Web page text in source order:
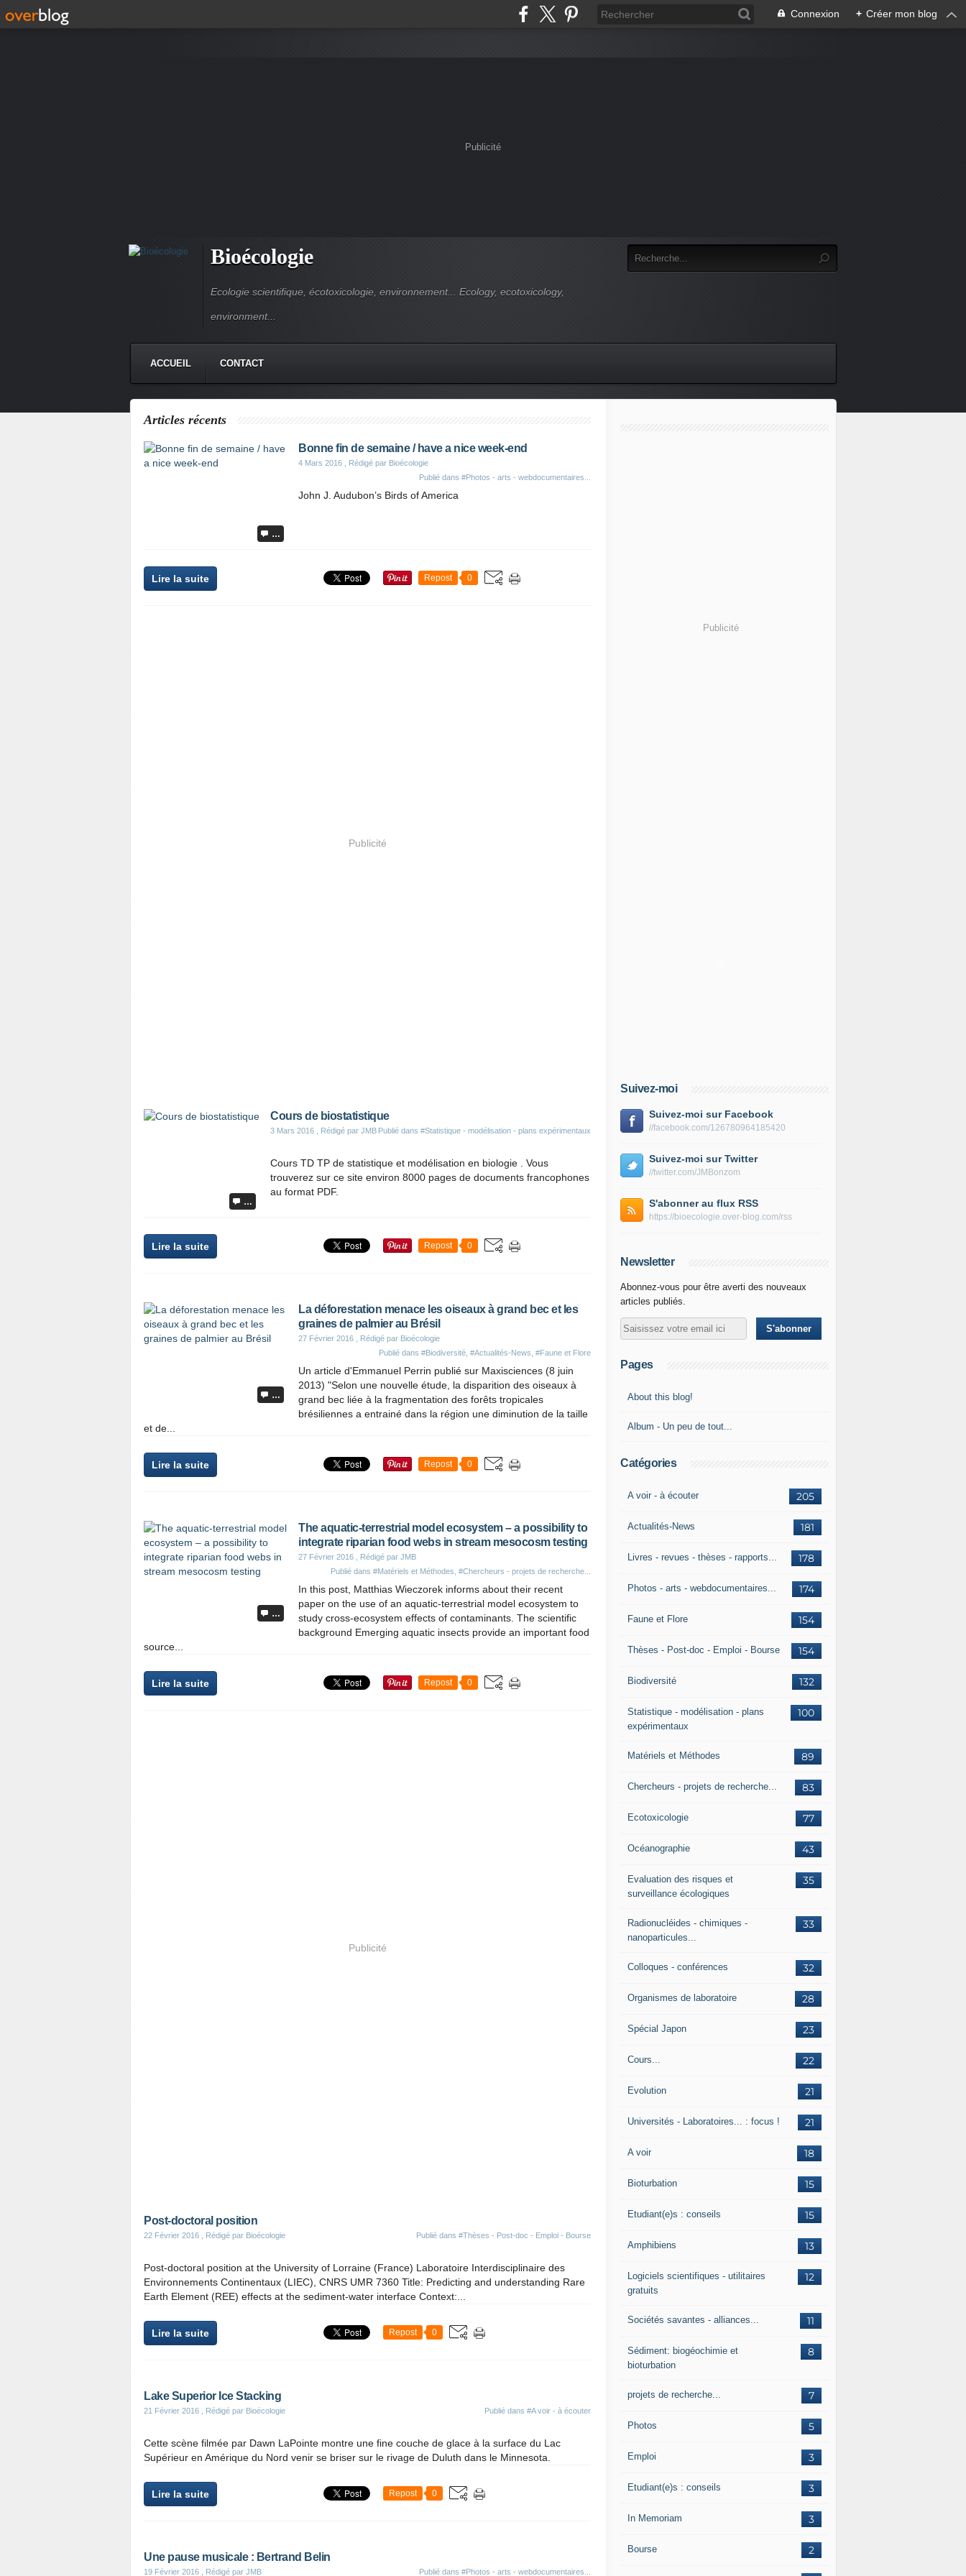
Connexion + Créer mon blog
Publicité
Bioécologie
Ecologie scientifique, écotoxicologie, environnement... Ecology, ecotoxicology,
environment...
ACCUEIL CONTACT
Articles récents
…
Bonne fin de semaine / have a nice week-end
4 Mars 2016 , Rédigé par Bioécologie
Publié dans #Photos - arts - webdocumentaires...
John J. Audubon’s Birds of America​
Lire la suite Repost 0
Publicité
…
Cours de biostatistique
3 Mars 2016 , Rédigé par JMB Publié dans #Statistique - modélisation - plans expérimentaux
Cours TD TP de statistique et modélisation en biologie . Vous
trouverez sur ce site environ 8000 pages de documents francophones
au format PDF.
Lire la suite Repost 0
…
La déforestation menace les oiseaux à grand bec et les
graines de palmier au Brésil
27 Février 2016 , Rédigé par Bioécologie
Publié dans #Biodiversité #Actualités-News #Faune et Flore
Un article d'Emmanuel Perrin publié sur Maxisciences (8 juin
2013) "Selon une nouvelle étude, la disparition des oiseaux à
grand bec liée à la fragmentation des forêts tropicales
brésiliennes a entrainé dans la région une diminution de la taille
et de...
Lire la suite Repost 0
…
The aquatic-terrestrial model ecosystem – a possibility to
integrate riparian food webs in stream mesocosm testing
27 Février 2016 , Rédigé par JMB
Publié dans #Matériels et Méthodes #Chercheurs - projets de recherche...
In this post, Matthias Wieczorek informs about their recent
paper on the use of an aquatic-terrestrial model ecosystem to
study cross-ecosystem effects of contaminants. The scientific
background Emerging aquatic insects provide an important food
source...
Lire la suite Repost 0
Publicité
Post-doctoral position
22 Février 2016 , Rédigé par Bioécologie Publié dans #Thèses - Post-doc - Emploi - Bourse
Post-doctoral position at the University of Lorraine (France) Laboratoire Interdisciplinaire des
Environnements Continentaux (LIEC), CNRS UMR 7360 Title: Predicting and understanding Rare
Earth Element (REE) effects at the sediment-water interface Context:...
Lire la suite Repost 0
Lake Superior Ice Stacking
21 Février 2016 , Rédigé par Bioécologie Publié dans #A voir - à écouter
Cette scène filmée par Dawn LaPointe montre une fine couche de glace à la surface du Lac
Supérieur en Amérique du Nord venir se briser sur le rivage de Duluth dans le Minnesota.
Lire la suite Repost 0
Une pause musicale : Bertrand Belin
19 Février 2016 , Rédigé par JMB Publié dans #Photos - arts - webdocumentaires...
Publicité
Suivez-moi
Suivez-moi sur Facebook
//facebook.com/126780964185420
Suivez-moi sur Twitter
//twitter.com/JMBonzom
S'abonner au flux RSS
https://bioecologie.over-blog.com/rss
Newsletter
Abonnez-vous pour être averti des nouveaux
articles publiés.
Pages
About this blog!
Album - Un peu de tout...
Catégories
205
A voir - à écouter
181
Actualités-News
178
Livres - revues - thèses - rapports...
174
Photos - arts - webdocumentaires...
154
Faune et Flore
154
Thèses - Post-doc - Emploi - Bourse
132
Biodiversité
100
Statistique - modélisation - plans
expérimentaux
89
Matériels et Méthodes
83
Chercheurs - projets de recherche...
77
Ecotoxicologie
43
Océanographie
35
Evaluation des risques et
surveillance écologiques
33
Radionucléides - chimiques -
nanoparticules...
32
Colloques - conférences
28
Organismes de laboratoire
23
Spécial Japon
22
Cours...
21
Evolution
21
Universités - Laboratoires... : focus !
18
A voir
15
Bioturbation
15
Etudiant(e)s : conseils
13
Amphibiens
12
Logiciels scientifiques - utilitaires
gratuits
11
Sociétés savantes - alliances...
8
Sédiment: biogéochimie et
bioturbation
7
projets de recherche...
5
Photos
3
Emploi
3
Etudiant(e)s : conseils
3
In Memoriam
2
Bourse